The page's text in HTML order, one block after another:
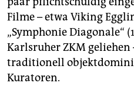
Filme – etwa Viking
„Symphonie Diagonale“
Karlsruher ZKM
traditionell
Kuratoren.